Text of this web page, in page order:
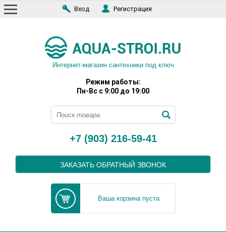
Вход Регистрация
Интернет-магазин сантехники под ключ
Режим работы:
Пн-Вс с 9:00 до 19:00
+7 (903) 216-59-41
ЗАКАЗАТЬ ОБРАТНЫЙ ЗВОНОК
Ваша корзина пуста